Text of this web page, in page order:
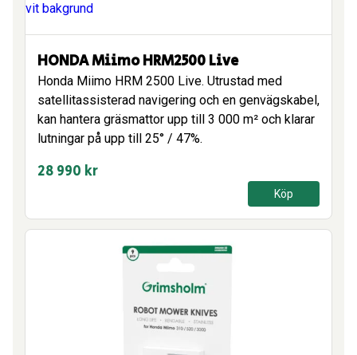
HONDA Miimo HRM2500 Live
Honda Miimo HRM 2500 Live. Utrustad med
satellitassisterad navigering och en genvägskabel,
kan hantera gräsmattor upp till 3 000 m² och klarar
lutningar på upp till 25° / 47%.
28 990 kr
Köp